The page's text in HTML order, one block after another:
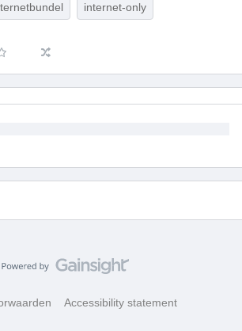
internet-only
Accessibility statement